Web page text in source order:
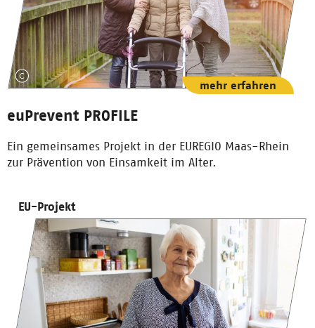
euPrevent PROFILE
Ein gemeinsames Projekt in der EUREGIO Maas-Rhein
zur Prävention von Einsamkeit im Alter.
mehr erfahren
EU-Projekt